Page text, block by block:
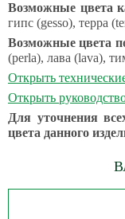
Возможные цвета
гипс (gesso), терра
Возможные цвета
(perla), лава (lava),
Открыть
Открыть
Для уточнения
цвета данного